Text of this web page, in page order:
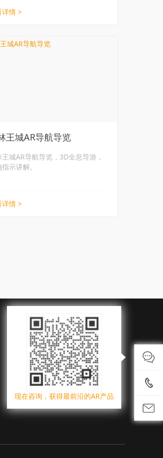
现在咨询，获得最前沿的AR产品
详情 >
王城AR导航导览
城AR导航导览，3D全息导游，
示讲解。
详情 >
开发者
EasyAR
开发者社区